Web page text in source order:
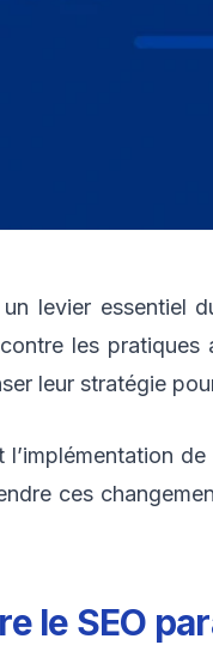
levier essentiel
les
leur stratégie
ces
le SEO